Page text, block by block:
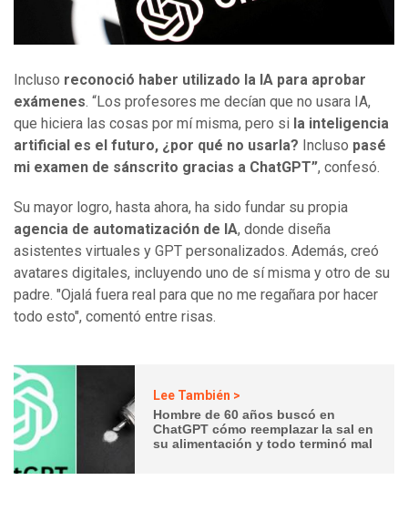
Incluso reconoció haber utilizado la IA para aprobar
exámenes. “Los profesores me decían que no usara IA,
que hiciera las cosas por mí misma, pero si la inteligencia
artificial es el futuro, ¿por qué no usarla? Incluso pasé
mi examen de sánscrito gracias a ChatGPT”, confesó.
Su mayor logro, hasta ahora, ha sido fundar su propia
agencia de automatización de IA, donde diseña
asistentes virtuales y GPT personalizados. Además, creó
avatares digitales, incluyendo uno de sí misma y otro de su
padre. "Ojalá fuera real para que no me regañara por hacer
todo esto", comentó entre risas.
Lee También >
Hombre de 60 años buscó en
ChatGPT cómo reemplazar la sal en
su alimentación y todo terminó mal